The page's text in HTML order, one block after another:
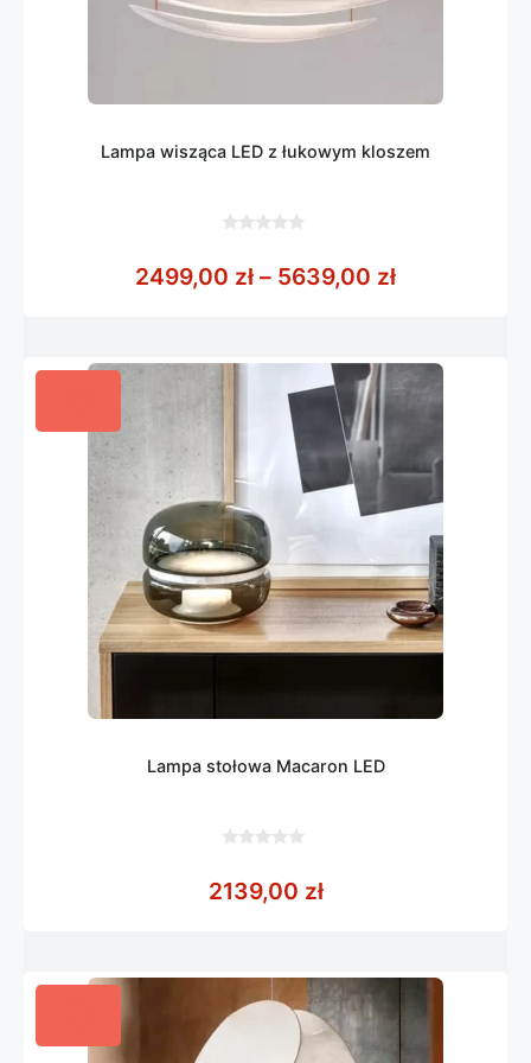
Lampa wisząca LED z łukowym kloszem
5
2499,00 zł – 5639,00 złZakres cen:
Lampa stołowa Macaron LED
5
2139,00 zł